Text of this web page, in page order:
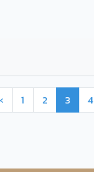
‹ 1 2 3 4